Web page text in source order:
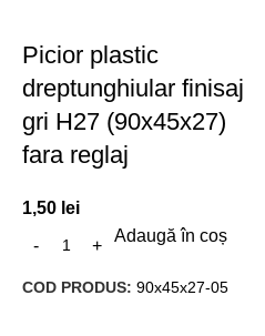
Picior plastic
dreptunghiular finisaj
gri H27 (90x45x27)
fara reglaj
1,50 lei
Adaugă în coș
COD PRODUS: 90x45x27-05